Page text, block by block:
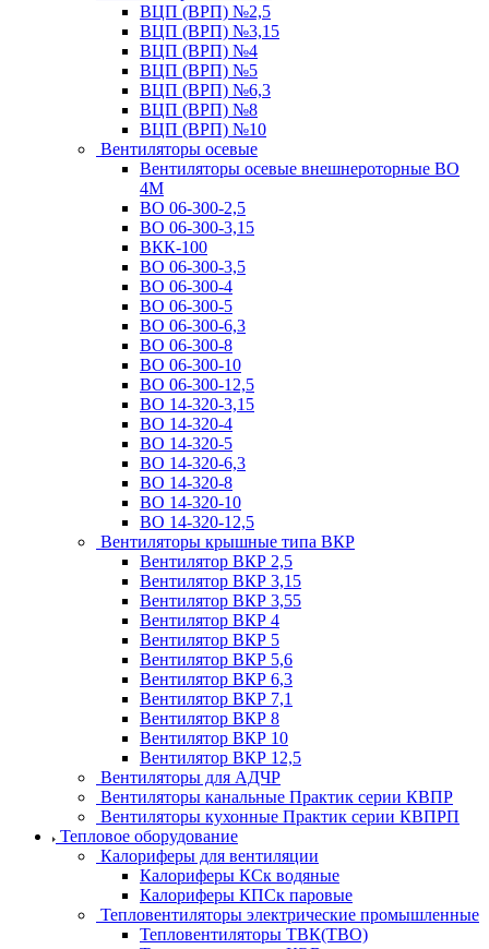
ВЦП (ВРП) №2,5
ВЦП (ВРП) №3,15
ВЦП (ВРП) №4
ВЦП (ВРП) №5
ВЦП (ВРП) №6,3
ВЦП (ВРП) №8
ВЦП (ВРП) №10
Вентиляторы осевые
Вентиляторы осевые внешнероторные ВО
4М
ВО 06-300-2,5
ВО 06-300-3,15
ВКК-100
ВО 06-300-3,5
ВО 06-300-4
ВО 06-300-5
ВО 06-300-6,3
ВО 06-300-8
ВО 06-300-10
ВО 06-300-12,5
ВО 14-320-3,15
ВО 14-320-4
ВО 14-320-5
ВО 14-320-6,3
ВО 14-320-8
ВО 14-320-10
ВО 14-320-12,5
Вентиляторы крышные типа ВКР
Вентилятор ВКР 2,5
Вентилятор ВКР 3,15
Вентилятор ВКР 3,55
Вентилятор ВКР 4
Вентилятор ВКР 5
Вентилятор ВКР 5,6
Вентилятор ВКР 6,3
Вентилятор ВКР 7,1
Вентилятор ВКР 8
Вентилятор ВКР 10
Вентилятор ВКР 12,5
Вентиляторы для АДЧР
Вентиляторы канальные Практик серии КВПР
Вентиляторы кухонные Практик серии КВПРП
Тепловое оборудование
Калориферы для вентиляции
Калориферы КСк водяные
Калориферы КПСк паровые
Тепловентиляторы электрические промышленные
Тепловентиляторы ТВК(ТВО)